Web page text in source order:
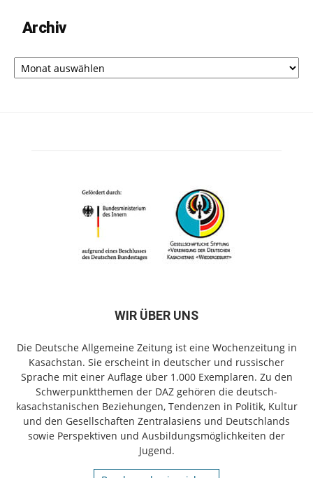
Archiv
Archiv
WIR ÜBER UNS
Die Deutsche Allgemeine Zeitung ist eine Wochenzeitung in
Kasachstan. Sie erscheint in deutscher und russischer
Sprache mit einer Auflage über 1.000 Exemplaren. Zu den
Schwerpunktthemen der DAZ gehören die deutsch-
kasachstanischen Beziehungen, Tendenzen in Politik, Kultur
und den Gesellschaften Zentralasiens und Deutschlands
sowie Perspektiven und Ausbildungsmöglichkeiten der
Jugend.